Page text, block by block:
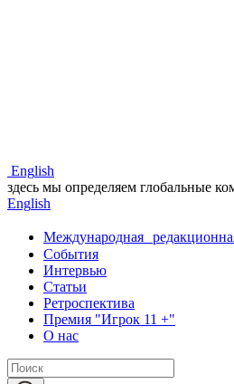
English
здесь мы определяем глобальные
English
Международная
События
Интервью
Статьи
Ретроспектива
Премия "Игрок 11 +"
О нас